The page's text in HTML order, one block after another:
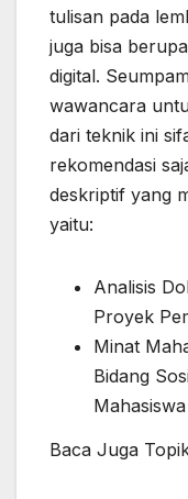
tulisan pada
juga bisa
digital.
wawancara
dari teknik ini
rekomendasi
deskriptif yang
yaitu:
Analisis
Proyek
Minat
Bidang
Baca Juga